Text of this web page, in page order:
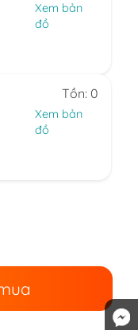
Xem bản
đồ
Tồn: 0
Xem bản
đồ